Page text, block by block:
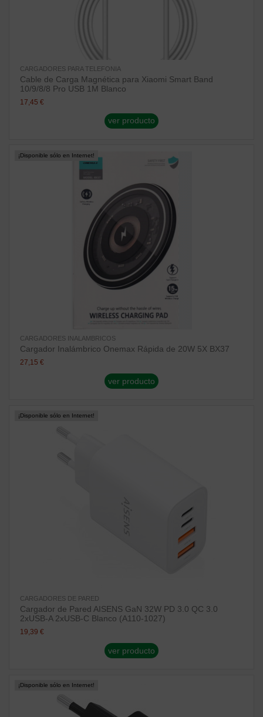
CARGADORES PARA TELEFONIA
Cable de Carga Magnética para Xiaomi Smart Band
10/9/8/8 Pro USB 1M Blanco
17,45 €
ver producto
¡Disponible sólo en Internet!
CARGADORES INALAMBRICOS
Cargador Inalámbrico Onemax Rápida de 20W 5X BX37
27,15 €
ver producto
¡Disponible sólo en Internet!
CARGADORES DE PARED
Cargador de Pared AISENS GaN 32W PD 3.0 QC 3.0
2xUSB-A 2xUSB-C Blanco (A110-1027)
19,39 €
ver producto
¡Disponible sólo en Internet!